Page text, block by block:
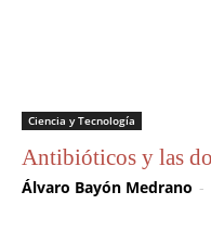
Ciencia y Tecnología
Antibióticos y las
Álvaro Bayón Medrano -